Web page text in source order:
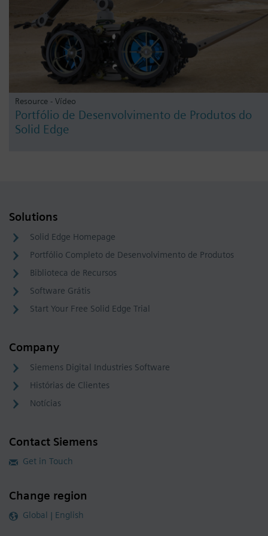
Resource - Vídeo
Portfólio de Desenvolvimento de Produtos do
Solid Edge
Solutions
Solid Edge Homepage
Portfólio Completo de Desenvolvimento de Produtos
Biblioteca de Recursos
Software Grátis
Start Your Free Solid Edge Trial
Company
Siemens Digital Industries Software
Histórias de Clientes
Notícias
Contact Siemens
Get in Touch
Change region
Global | English